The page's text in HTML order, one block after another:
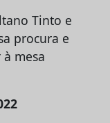
Tinto e
procura e
mesa